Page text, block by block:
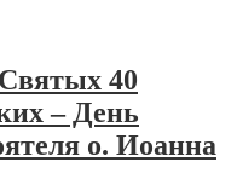
40
– День
о. Иоанна